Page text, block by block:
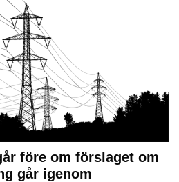
före om förslaget om
går igenom